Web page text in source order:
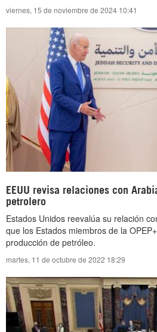
viernes, 15 de noviembre de 2024 10:41
EEUU revisa relaciones con
petrolero
Estados Unidos reevalúa su relación
que los Estados miembros de la
producción de petróleo.
martes, 11 de octubre de 2022 18:29